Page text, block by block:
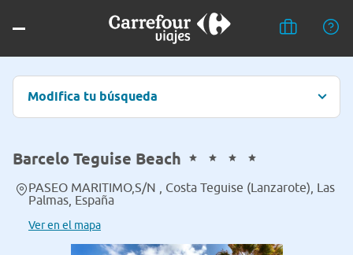
Modifica tu búsqueda
Barcelo Teguise Beach
PASEO MARITIMO,S/N , Costa Teguise (Lanzarote), Las
Palmas, España
Ver en el mapa